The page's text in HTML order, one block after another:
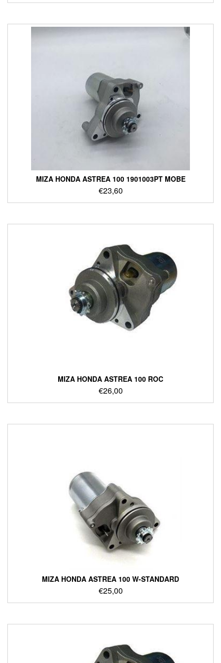
ΜΙΖΑ HONDA ASTREA 100 1901003PT MOBE
€23,60
ΜΙΖΑ HONDA ASTREA 100 ROC
€26,00
ΜΙΖΑ HONDA ASTREA 100 W-STANDARD
€25,00